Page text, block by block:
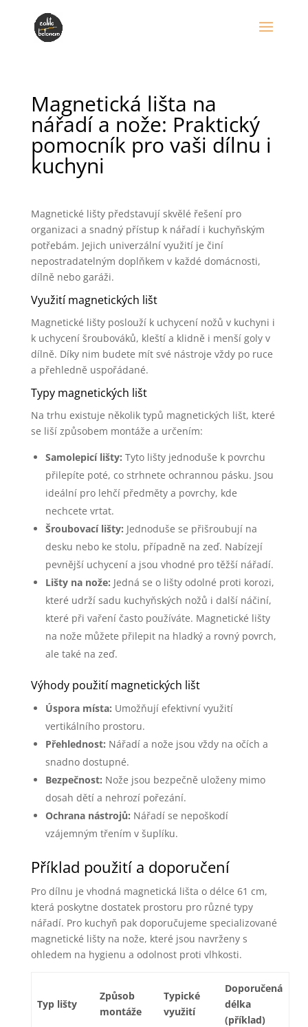
Magnetická lišta na
nářadí a nože: Praktický
pomocník pro vaši dílnu i
kuchyni
Magnetické lišty představují skvělé řešení pro
organizaci a snadný přístup k nářadí i kuchyňským
potřebám. Jejich univerzální využití je činí
nepostradatelným doplňkem v každé domácnosti,
dílně nebo garáži.
Využití magnetických lišt
Magnetické lišty poslouží k uchycení nožů v kuchyni i
k uchycení šroubováků, kleští a klidně i menší goly v
dílně. Díky nim budete mít své nástroje vždy po ruce
a přehledně uspořádané.
Typy magnetických lišt
Na trhu existuje několik typů magnetických lišt, které
se liší způsobem montáže a určením:
Samolepicí lišty: Tyto lišty jednoduše k povrchu
přilepíte poté, co strhnete ochrannou pásku. Jsou
ideální pro lehčí předměty a povrchy, kde
nechcete vrtat.
Šroubovací lišty: Jednoduše se přišroubují na
desku nebo ke stolu, případně na zeď. Nabízejí
pevnější uchycení a jsou vhodné pro těžší nářadí.
Lišty na nože: Jedná se o lišty odolné proti korozi,
které udrží sadu kuchyňských nožů i další náčiní,
které při vaření často používáte. Magnetické lišty
na nože můžete přilepit na hladký a rovný povrch,
ale také na zeď.
Výhody použití magnetických lišt
Úspora místa: Umožňují efektivní využití
vertikálního prostoru.
Přehlednost: Nářadí a nože jsou vždy na očích a
snadno dostupné.
Bezpečnost: Nože jsou bezpečně uloženy mimo
dosah dětí a nehrozí pořezání.
Ochrana nástrojů: Nářadí se nepoškodí
vzájemným třením v šuplíku.
Příklad použití a doporučení
Pro dílnu je vhodná magnetická lišta o délce 61 cm,
která poskytne dostatek prostoru pro různé typy
nářadí. Pro kuchyň pak doporučujeme specializované
magnetické lišty na nože, které jsou navrženy s
ohledem na hygienu a odolnost proti vlhkosti.
Typ lišty
Způsob
montáže
Typické
využití
Doporučená
délka
(příklad)